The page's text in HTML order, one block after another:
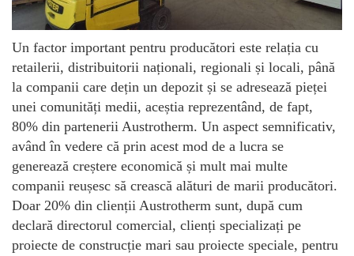
Un factor important pentru producători este relația cu
retailerii, distribuitorii naționali, regionali și locali, până
la companii care dețin un depozit și se adresează pieței
unei comunități medii, aceștia reprezentând, de fapt,
80% din partenerii Austrotherm. Un aspect semnificativ,
având în vedere că prin acest mod de a lucra se
generează creștere economică și mult mai multe
companii reușesc să crească alături de marii producători.
Doar 20% din clienții Austrotherm sunt, după cum
declară directorul comercial, clienți specializați pe
proiecte de construcție mari sau proiecte speciale, pentru